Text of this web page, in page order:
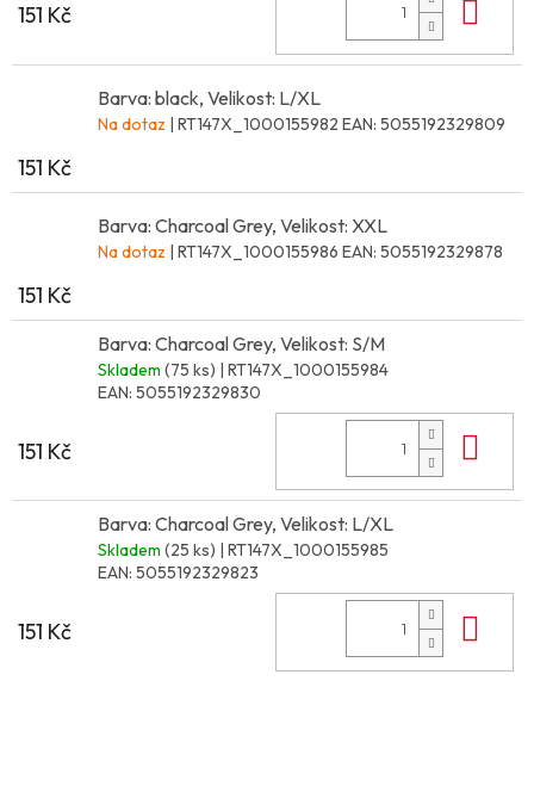
151 Kč
Barva: black, Velikost: L/XL
Na dotaz | RT147X_1000155982 EAN: 5055192329809
151 Kč
Barva: Charcoal Grey, Velikost: XXL
Na dotaz | RT147X_1000155986 EAN: 5055192329878
151 Kč
Barva: Charcoal Grey, Velikost: S/M
Skladem (75 ks) | RT147X_1000155984
EAN: 5055192329830
151 Kč
Barva: Charcoal Grey, Velikost: L/XL
Skladem (25 ks) | RT147X_1000155985
EAN: 5055192329823
151 Kč